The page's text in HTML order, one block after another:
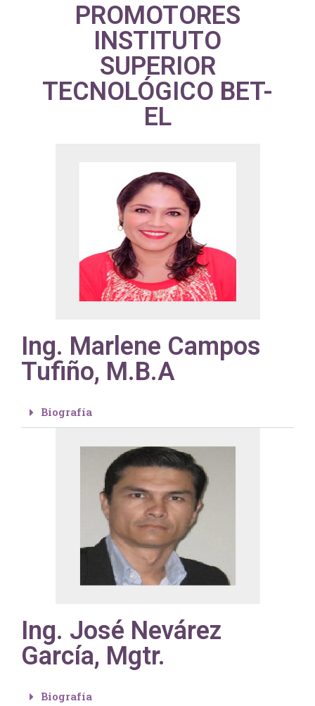
PROMOTORES
INSTITUTO
SUPERIOR
TECNOLÓGICO BET-
EL
Ing. Marlene Campos
Tufiño, M.B.A
Biografía
Ing. José Nevárez
García, Mgtr.
Biografía